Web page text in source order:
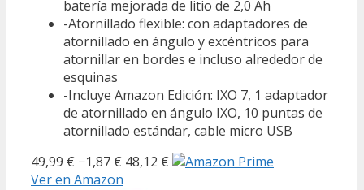
batería mejorada de litio de 2,0 Ah
-Atornillado flexible: con adaptadores de
atornillado en ángulo y excéntricos para
atornillar en bordes e incluso alrededor de
esquinas
-Incluye Amazon Edición: IXO 7, 1 adaptador
de atornillado en ángulo IXO, 10 puntas de
atornillado estándar, cable micro USB
49,99 € −1,87 € 48,12 €
Ver en Amazon